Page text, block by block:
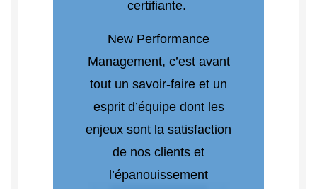
certifiante.
New Performance
Management, c’est avant
tout un savoir-faire et un
esprit d’équipe dont les
enjeux sont la satisfaction
de nos clients et
l’épanouissement